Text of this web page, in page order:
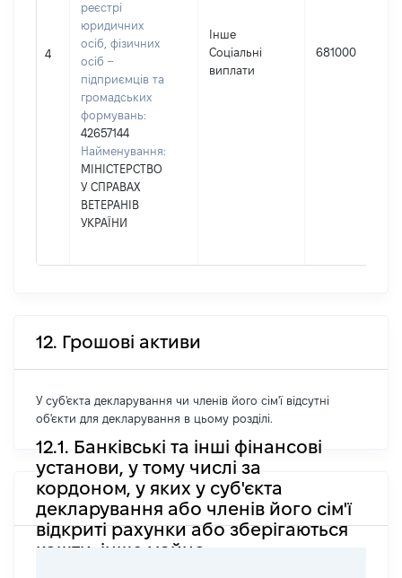
4
реєстрі
юридичних
осіб, фізичних
осіб –
підприємців та
громадських
формувань:
42657144
Найменування:
МІНІСТЕРСТВО
У СПРАВАХ
ВЕТЕРАНІВ
УКРАЇНИ
Інше
Соціальні
виплати
681000
12. Грошові активи
У суб'єкта декларування чи членів його сім'ї відсутні
об'єкти для декларування в цьому розділі.
12.1. Банківські та інші фінансові
установи, у тому числі за
кордоном, у яких у суб'єкта
декларування або членів його сім'ї
відкриті рахунки або зберігаються
кошти, інше майно